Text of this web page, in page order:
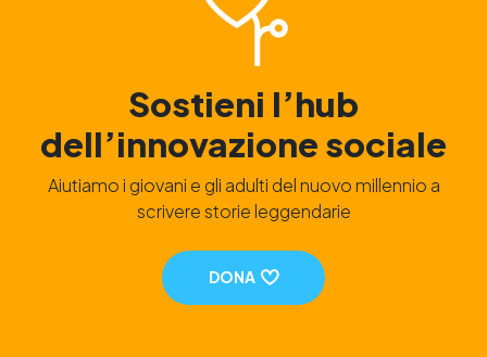
Sostieni l’hub
dell’innovazione sociale
Aiutiamo i giovani e gli adulti del nuovo millennio a
scrivere storie leggendarie
DONA